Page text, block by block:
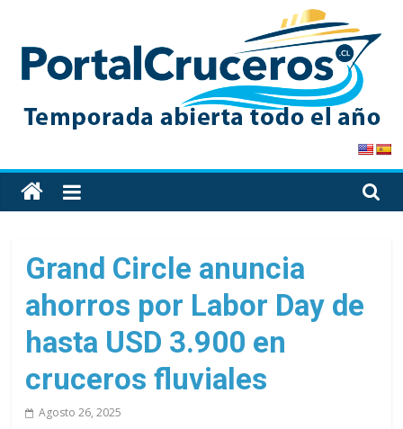
content
PortalCruceros
Toda
la
cruceros
en
un
solo
Grand Circle anuncia
ahorros por Labor Day de
hasta USD 3.900 en
cruceros fluviales
Agosto 26, 2025